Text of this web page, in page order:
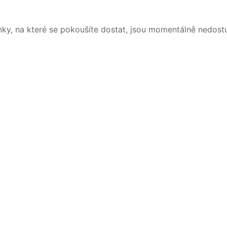
na které se pokoušíte dostat, jsou momentálně